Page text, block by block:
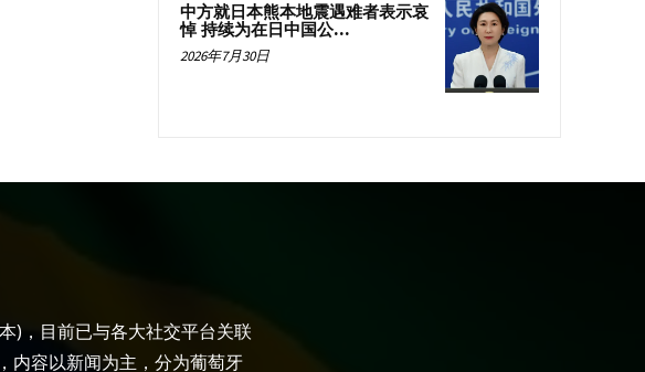
中方就日本熊本地震遇难者表示哀
悼 持续为在日中国公...
2026年7月30日
)，目前已与各大社交平台关联
内容以新闻为主，分为葡萄牙